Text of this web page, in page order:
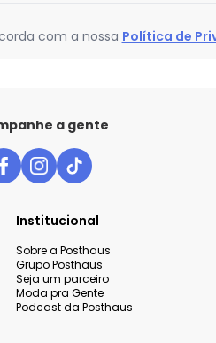
com a nossa Política de
a gente
Institucional
Sobre a Posthaus
Grupo Posthaus
Seja um parceiro
Moda pra Gente
Podcast da Posthaus